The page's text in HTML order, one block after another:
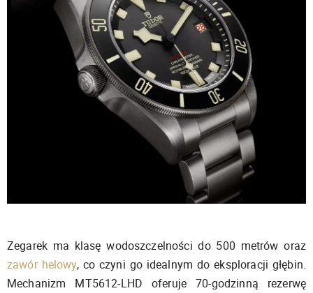
Zegarek ma klasę wodoszczelności do 500 metrów oraz
zawór helowy, co czyni go idealnym do eksploracji głębin.
Mechanizm MT5612-LHD oferuje 70-godzinną rezerwę